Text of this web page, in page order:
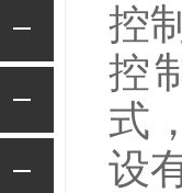
控
控
式
设